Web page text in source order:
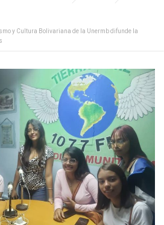
y Cultura Bolivariana de la Unermb difunde la